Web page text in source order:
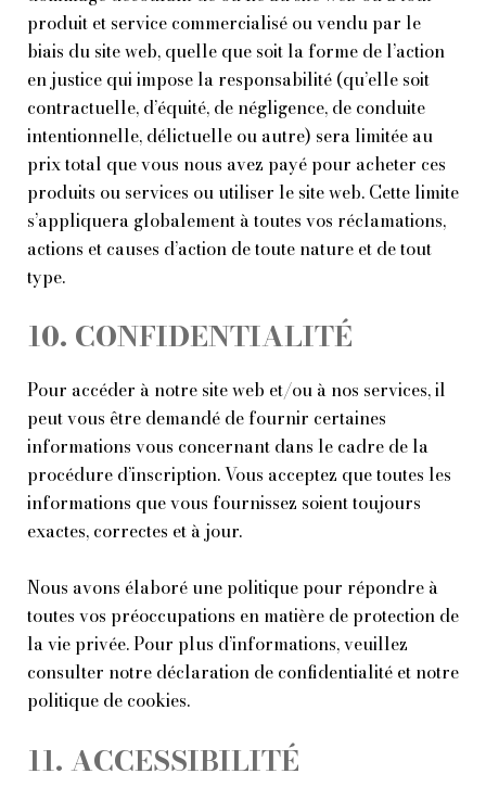
produit et service commercialisé ou vendu par le
biais du site web, quelle que soit la forme de l’action
en justice qui impose la responsabilité (qu’elle soit
contractuelle, d’équité, de négligence, de conduite
intentionnelle, délictuelle ou autre) sera limitée au
prix total que vous nous avez payé pour acheter ces
produits ou services ou utiliser le site web. Cette limite
s’appliquera globalement à toutes vos réclamations,
actions et causes d’action de toute nature et de tout
type.
10. CONFIDENTIALITÉ
Pour accéder à notre site web et/ou à nos services, il
peut vous être demandé de fournir certaines
informations vous concernant dans le cadre de la
procédure d’inscription. Vous acceptez que toutes les
informations que vous fournissez soient toujours
exactes, correctes et à jour.
Nous avons élaboré une politique pour répondre à
toutes vos préoccupations en matière de protection de
la vie privée. Pour plus d’informations, veuillez
consulter notre déclaration de confidentialitéet notre
politique de cookies.
11. ACCESSIBILITÉ